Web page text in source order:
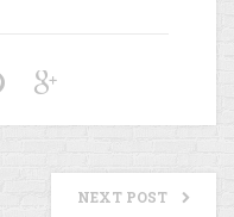
NEXT POST